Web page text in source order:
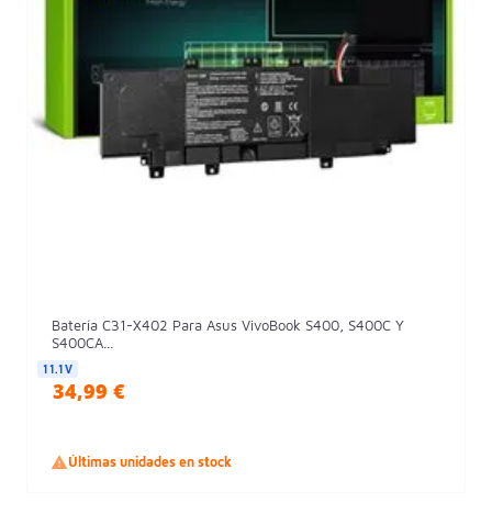
Batería C31-X402 Para Asus VivoBook S400, S400C Y
S400CA...
11.1V
34,99 €
Últimas unidades en stock